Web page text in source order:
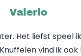
Valerio
Het liefst speel
vind ik